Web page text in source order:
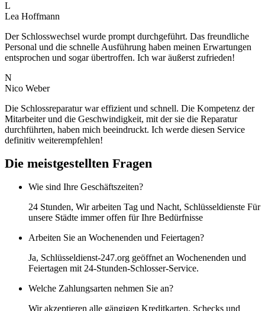
L
Lea Hoffmann
Der Schlosswechsel wurde prompt durchgeführt. Das freundliche
Personal und die schnelle Ausführung haben meinen Erwartungen
entsprochen und sogar übertroffen. Ich war äußerst zufrieden!
N
Nico Weber
Die Schlossreparatur war effizient und schnell. Die Kompetenz der
Mitarbeiter und die Geschwindigkeit, mit der sie die Reparatur
durchführten, haben mich beeindruckt. Ich werde diesen Service
definitiv weiterempfehlen!
Die meistgestellten Fragen
Wie sind Ihre Geschäftszeiten?
24 Stunden, Wir arbeiten Tag und Nacht, Schlüsseldienste Für
unsere Städte immer offen für Ihre Bedürfnisse
Arbeiten Sie an Wochenenden und Feiertagen?
Ja, Schlüsseldienst-247.org geöffnet an Wochenenden und
Feiertagen mit 24-Stunden-Schlosser-Service.
Welche Zahlungsarten nehmen Sie an?
Wir akzeptieren alle gängigen Kreditkarten, Schecks und